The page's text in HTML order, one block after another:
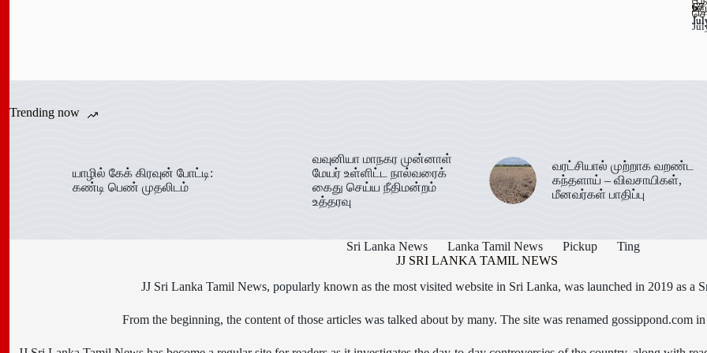
67
Trending now
யாழில் கேக் கிரவுன் போட்டி:
கண்டி பெண் முதலிடம்
வவுனியா மாநகர முன்னாள்
மேயர் உள்ளிட்ட நால்வரைக்
கைது செய்ய நீதிமன்றம்
உத்தரவு
வரட்சியால் முற்றாக வறண்ட
கந்தளாய் – விவசாயிகள்,
மீனவர்கள் பாதிப்பு
Sri Lanka News Lanka Tamil News Pickup
Ting
JJ SRI LANKA TAMIL NEWS
JJ Sri Lanka Tamil News, popularly known as the most visited website in Sri Lanka, was launched in 2019 as a
From the beginning, the content of those articles was talked about by many. The site was renamed gossippond.com